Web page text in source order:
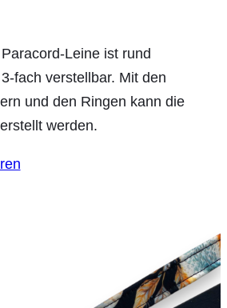
Leine ist rund
fach verstellbar. Mit den
und den Ringen kann die
werden.